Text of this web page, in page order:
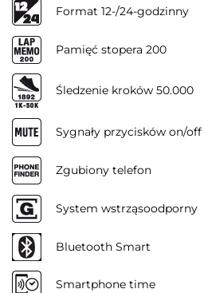
Format 12-/24-godzinny
Pamięć stopera 200
Śledzenie kroków 50.000
Sygnały przycisków on/off
Zgubiony telefon
System wstrząsoodporny
Bluetooth Smart
Smartphone time